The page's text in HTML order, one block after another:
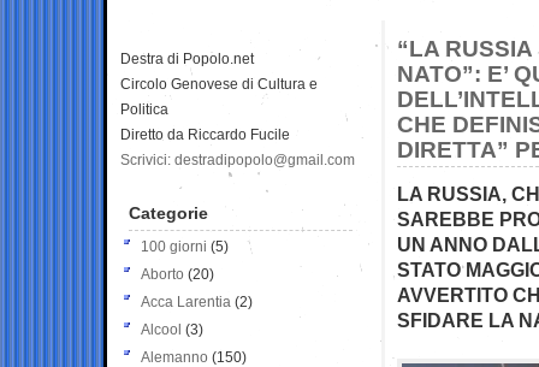
“LA
NATO”: E’
CHE
DIRETTA”
LA RUSSIA,
SAREBBE
UN ANNO
STATO
AVVERTITO
SFIDARE LA
Destra di Popolo.net
Circolo Genovese di Cultura e
Politica
Diretto da Riccardo Fucile
Scrivici: destradipopolo@gmail.com
Categorie
100 giorni (5)
Aborto (20)
Acca Larentia (2)
Alcool (3)
Alemanno (150)